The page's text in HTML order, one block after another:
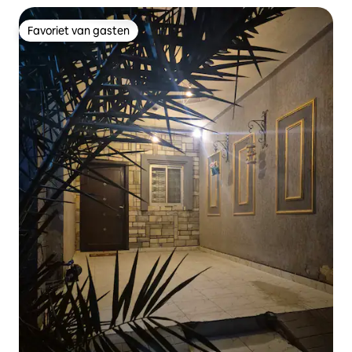
Favoriet van gasten
Favoriet van gasten